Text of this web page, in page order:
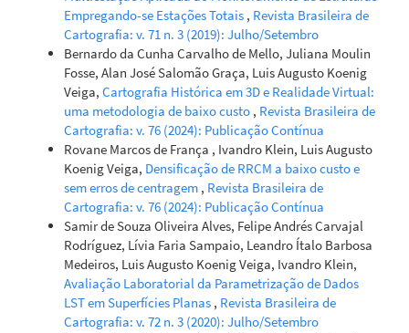
Empregando-se Estações Totais , Revista Brasileira de
Cartografia: v. 71 n. 3 (2019): Julho/Setembro
Bernardo da Cunha Carvalho de Mello, Juliana Moulin
Fosse, Alan José Salomão Graça, Luis Augusto Koenig
Veiga, Cartografia Histórica em 3D e Realidade Virtual:
uma metodologia de baixo custo , Revista Brasileira de
Cartografia: v. 76 (2024): Publicação Contínua
Rovane Marcos de França , Ivandro Klein, Luis Augusto
Koenig Veiga, Densificação de RRCM a baixo custo e
sem erros de centragem , Revista Brasileira de
Cartografia: v. 76 (2024): Publicação Contínua
Samir de Souza Oliveira Alves, Felipe Andrés Carvajal
Rodríguez, Lívia Faria Sampaio, Leandro Ítalo Barbosa
Medeiros, Luis Augusto Koenig Veiga, Ivandro Klein,
Avaliação Laboratorial da Parametrização de Dados
LST em Superfícies Planas , Revista Brasileira de
Cartografia: v. 72 n. 3 (2020): Julho/Setembro